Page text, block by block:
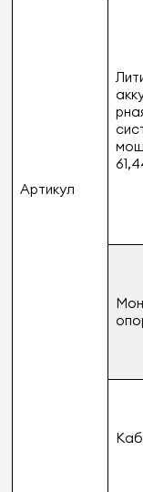
Артикул